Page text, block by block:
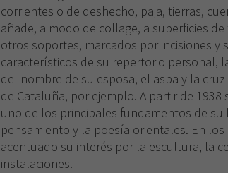
corrientes o de deshecho, paja, tierras,
añade, a modo de collage, a superficies
otros soportes, marcados por incisiones y
característicos de su repertorio personal,
del nombre de su esposa, el aspa y la
de Cataluña, por ejemplo. A partir de
uno de los principales fundamentos de su
pensamiento y la poesía orientales. En
acentuado su interés por la escultura, la
instalaciones.